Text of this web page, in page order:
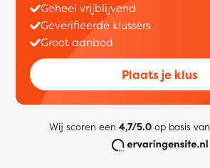
Geheel vrijblijvend
Geverifieerde klussers
Groot aanbod
Plaats je klus
Wij scoren een 4,7/5.0op basis van